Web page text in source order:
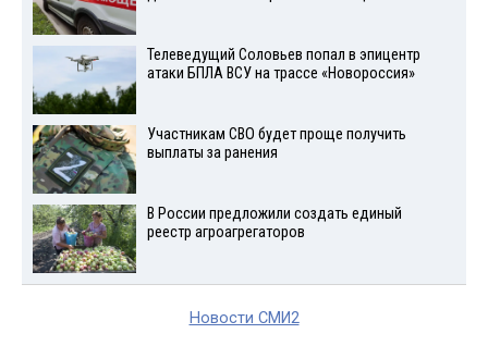
Телеведущий Соловьев попал в эпицентр
атаки БПЛА ВСУ на трассе «Новороссия»
Участникам СВО будет проще получить
выплаты за ранения
В России предложили создать единый
реестр агроагрегаторов
Новости СМИ2